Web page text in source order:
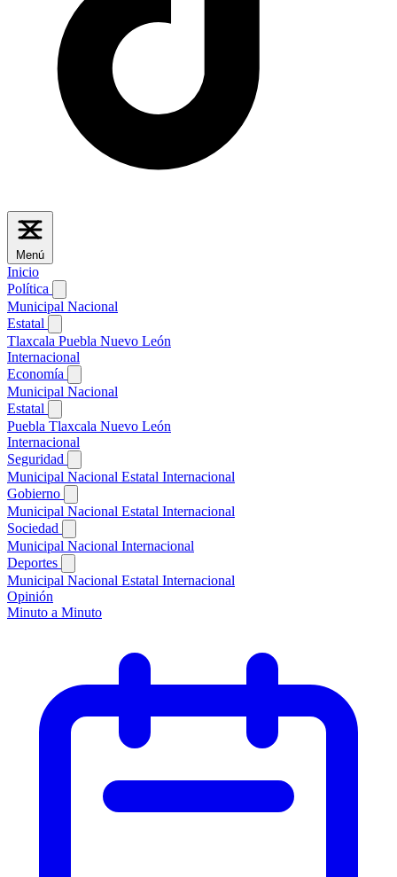
Menú
Inicio
Política
Municipal Nacional
Estatal
Tlaxcala Puebla Nuevo León
Internacional
Economía
Municipal Nacional
Estatal
Puebla Tlaxcala Nuevo León
Internacional
Seguridad
Municipal Nacional Estatal Internacional
Gobierno
Municipal Nacional Estatal Internacional
Sociedad
Municipal Nacional Internacional
Deportes
Municipal Nacional Estatal Internacional
Opinión
Minuto a Minuto